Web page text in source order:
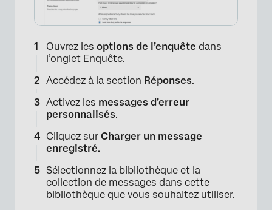
Ouvrez les options de l’enquête dans
l’onglet Enquête.
Accédez à la section Réponses.
Activez les messages d’erreur
personnalisés.
Cliquez sur Charger un message
enregistré.
Sélectionnez la bibliothèque et la
collection de messages dans cette
bibliothèque que vous souhaitez utiliser.